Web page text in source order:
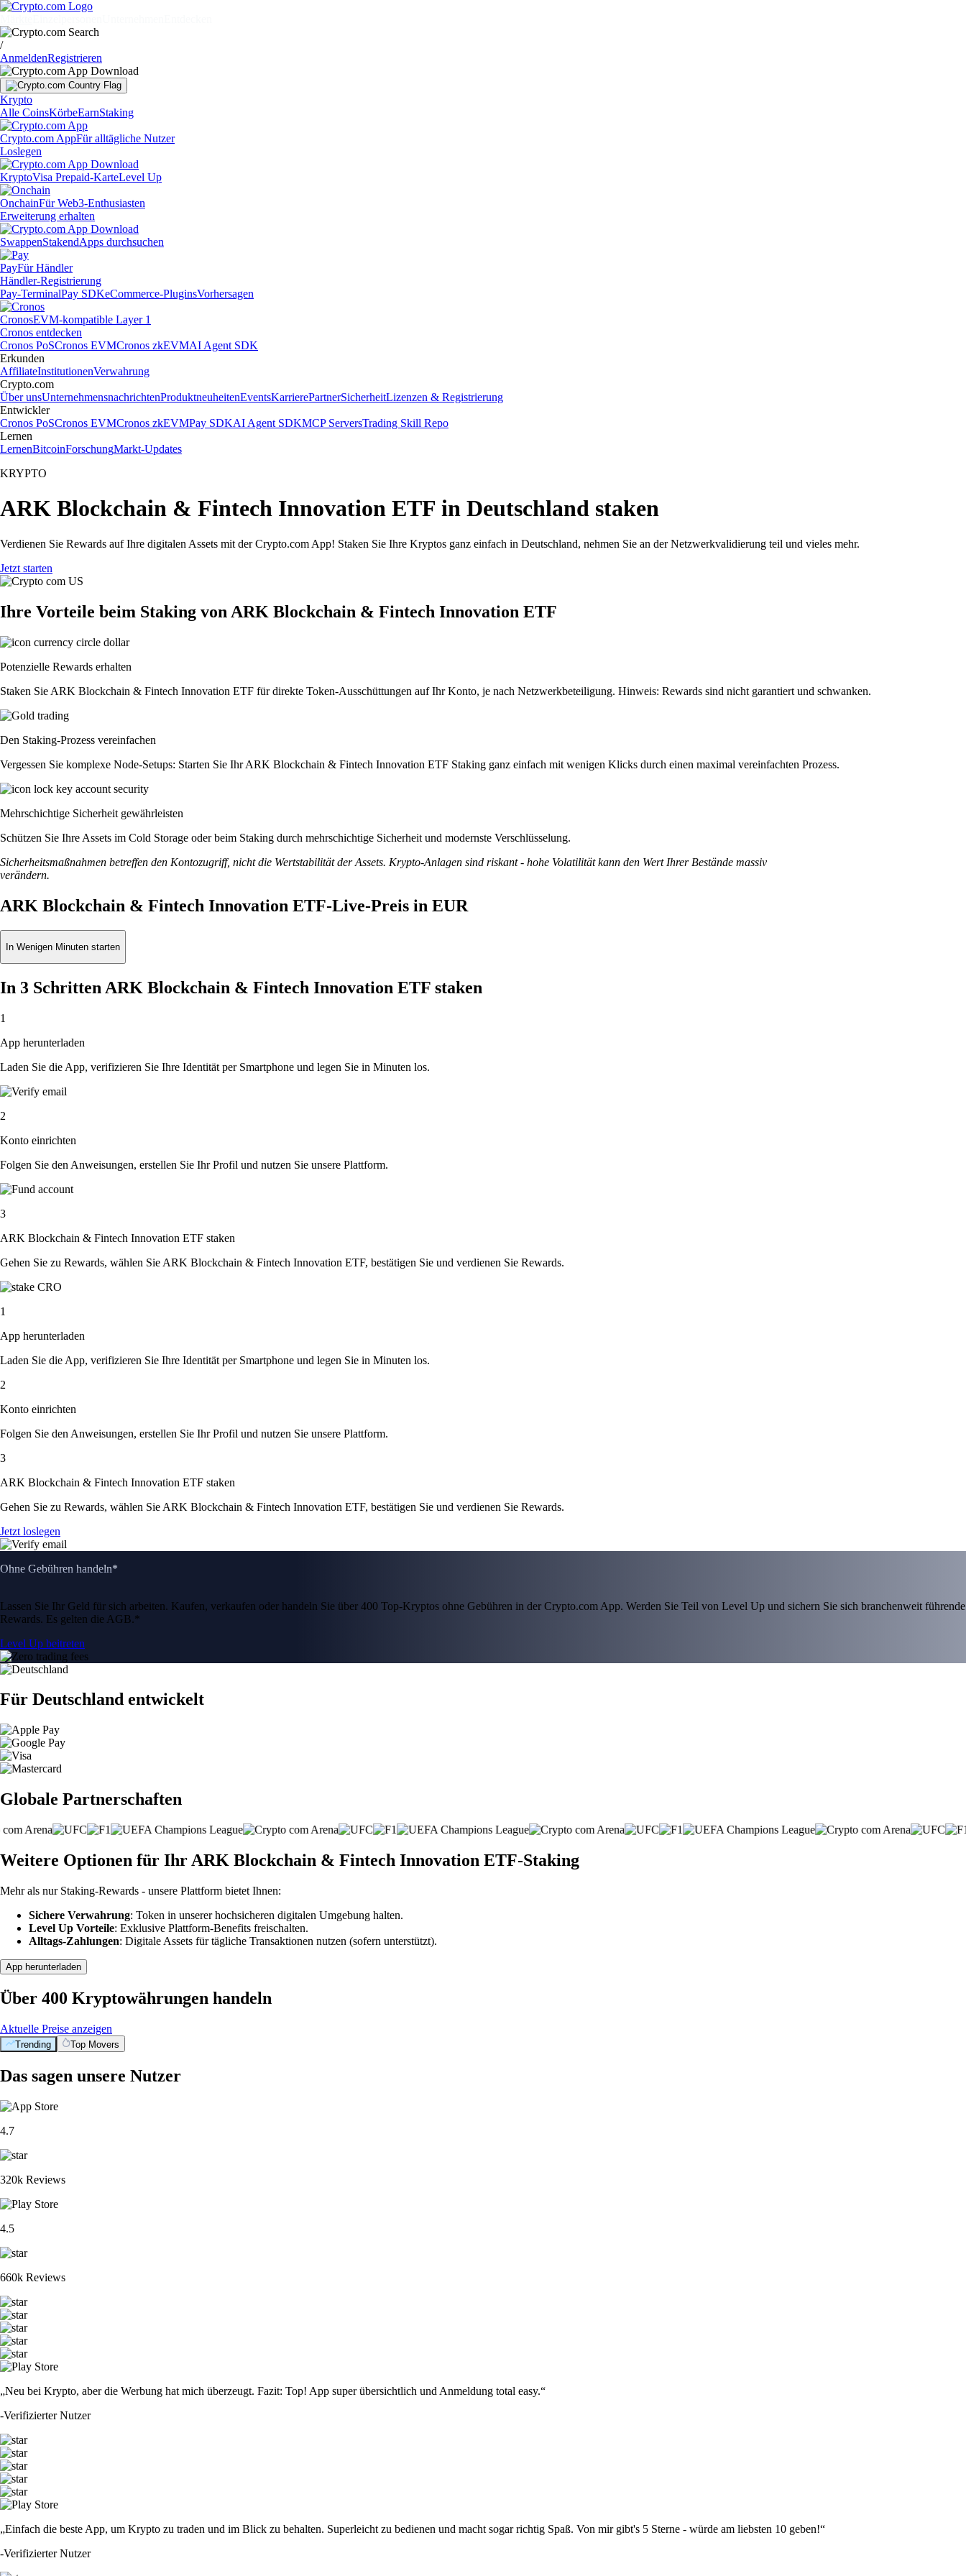
/
AnmeldenRegistrieren
Krypto
Alle CoinsKörbeEarnStaking
Crypto.com AppFür alltägliche Nutzer
Loslegen
KryptoVisa Prepaid-KarteLevel Up
OnchainFür Web3-Enthusiasten
Erweiterung erhalten
SwappenStakendApps durchsuchen
PayFür Händler
Händler-Registrierung
Pay-TerminalPay SDKeCommerce-PluginsVorhersagen
CronosEVM-kompatible Layer 1
Cronos entdecken
Cronos PoSCronos EVMCronos zkEVMAI Agent SDK
Erkunden
AffiliateInstitutionenVerwahrung
Crypto.com
Über unsUnternehmensnachrichtenProduktneuheitenEventsKarrierePartnerSicherheitLizenzen & Registrierung
Entwickler
Cronos PoSCronos EVMCronos zkEVMPay SDKAI Agent SDKMCP ServersTrading Skill Repo
Lernen
LernenBitcoinForschungMarkt-Updates
KRYPTO
ARK Blockchain & Fintech Innovation ETF in Deutschland staken
Verdienen Sie Rewards auf Ihre digitalen Assets mit der Crypto.com App! Staken Sie Ihre Kryptos ganz einfach in Deutschland, nehmen Sie an der Netzwerkvalidierung teil und vieles mehr.
Jetzt starten
Ihre Vorteile beim Staking von ARK Blockchain & Fintech Innovation ETF
Potenzielle Rewards erhalten
Staken Sie ARK Blockchain & Fintech Innovation ETF für direkte Token-Ausschüttungen auf Ihr Konto, je nach Netzwerkbeteiligung. Hinweis: Rewards sind nicht garantiert und schwanken.
Den Staking-Prozess vereinfachen
Vergessen Sie komplexe Node-Setups: Starten Sie Ihr ARK Blockchain & Fintech Innovation ETF Staking ganz einfach mit wenigen Klicks durch einen maximal vereinfachten Prozess.
Mehrschichtige Sicherheit gewährleisten
Schützen Sie Ihre Assets im Cold Storage oder beim Staking durch mehrschichtige Sicherheit und modernste Verschlüsselung.
Sicherheitsmaßnahmen betreffen den Kontozugriff, nicht die Wertstabilität der Assets. Krypto-Anlagen sind riskant - hohe Volatilität kann den Wert Ihrer Bestände massiv
verändern.
ARK Blockchain & Fintech Innovation ETF-Live-Preis in EUR
In Wenigen Minuten starten
In 3 Schritten ARK Blockchain & Fintech Innovation ETF staken
1
App herunterladen
Laden Sie die App, verifizieren Sie Ihre Identität per Smartphone und legen Sie in Minuten los.
2
Konto einrichten
Folgen Sie den Anweisungen, erstellen Sie Ihr Profil und nutzen Sie unsere Plattform.
3
ARK Blockchain & Fintech Innovation ETF staken
Gehen Sie zu Rewards, wählen Sie ARK Blockchain & Fintech Innovation ETF, bestätigen Sie und verdienen Sie Rewards.
1
App herunterladen
Laden Sie die App, verifizieren Sie Ihre Identität per Smartphone und legen Sie in Minuten los.
2
Konto einrichten
Folgen Sie den Anweisungen, erstellen Sie Ihr Profil und nutzen Sie unsere Plattform.
3
ARK Blockchain & Fintech Innovation ETF staken
Gehen Sie zu Rewards, wählen Sie ARK Blockchain & Fintech Innovation ETF, bestätigen Sie und verdienen Sie Rewards.
Jetzt loslegen
Ohne Gebühren handeln*
Lassen Sie Ihr Geld für sich arbeiten. Kaufen, verkaufen oder handeln Sie über 400 Top-Kryptos ohne Gebühren in der Crypto.com App. Werden Sie Teil von Level Up und sichern Sie sich branchenweit führende
Rewards. Es gelten die AGB.*
Level Up beitreten
Für Deutschland entwickelt
Globale Partnerschaften
Weitere Optionen für Ihr ARK Blockchain & Fintech Innovation ETF-Staking
Mehr als nur Staking-Rewards - unsere Plattform bietet Ihnen:
Sichere Verwahrung: Token in unserer hochsicheren digitalen Umgebung halten.
Level Up Vorteile: Exklusive Plattform-Benefits freischalten.
Alltags-Zahlungen: Digitale Assets für tägliche Transaktionen nutzen (sofern unterstützt).
App herunterladen
Über 400 Kryptowährungen handeln
Aktuelle Preise anzeigen
Trending Top Movers
Das sagen unsere Nutzer
4.7
320k Reviews
4.5
660k Reviews
„Neu bei Krypto, aber die Werbung hat mich überzeugt. Fazit: Top! App super übersichtlich und Anmeldung total easy.“
-Verifizierter Nutzer
„Einfach die beste App, um Krypto zu traden und im Blick zu behalten. Superleicht zu bedienen und macht sogar richtig Spaß. Von mir gibt's 5 Sterne - würde am liebsten 10 geben!“
-Verifizierter Nutzer